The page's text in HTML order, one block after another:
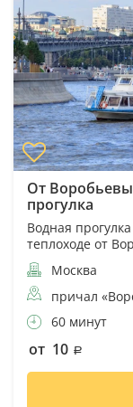
От
прогулка
Водная
теплоходе от
Москва
причал
60 минут
от 10